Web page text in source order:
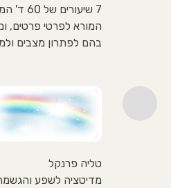
המורא לפרטי פרטים,
בהם לפתרון מצבים
טליה פרנקל
מדיטציה לשפע